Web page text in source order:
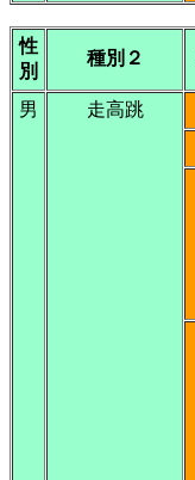
性
別
種別２
男 走高跳